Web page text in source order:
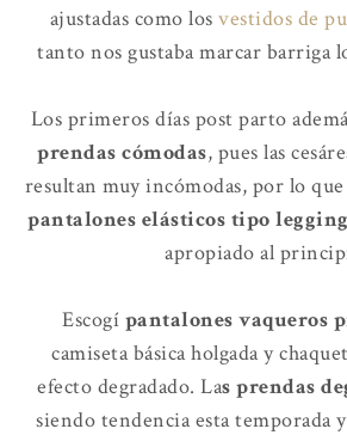
ajustadas como los vestidos de
tanto nos gustaba marcar barriga
Los primeros días post parto
prendas cómodas, pues las
resultan muy incómodas, por lo
pantalones elásticos tipo legging
apropiado al
Escogí pantalones vaqueros
camiseta básica holgada y
efecto degradado. Las prendas
siendo tendencia esta temporada